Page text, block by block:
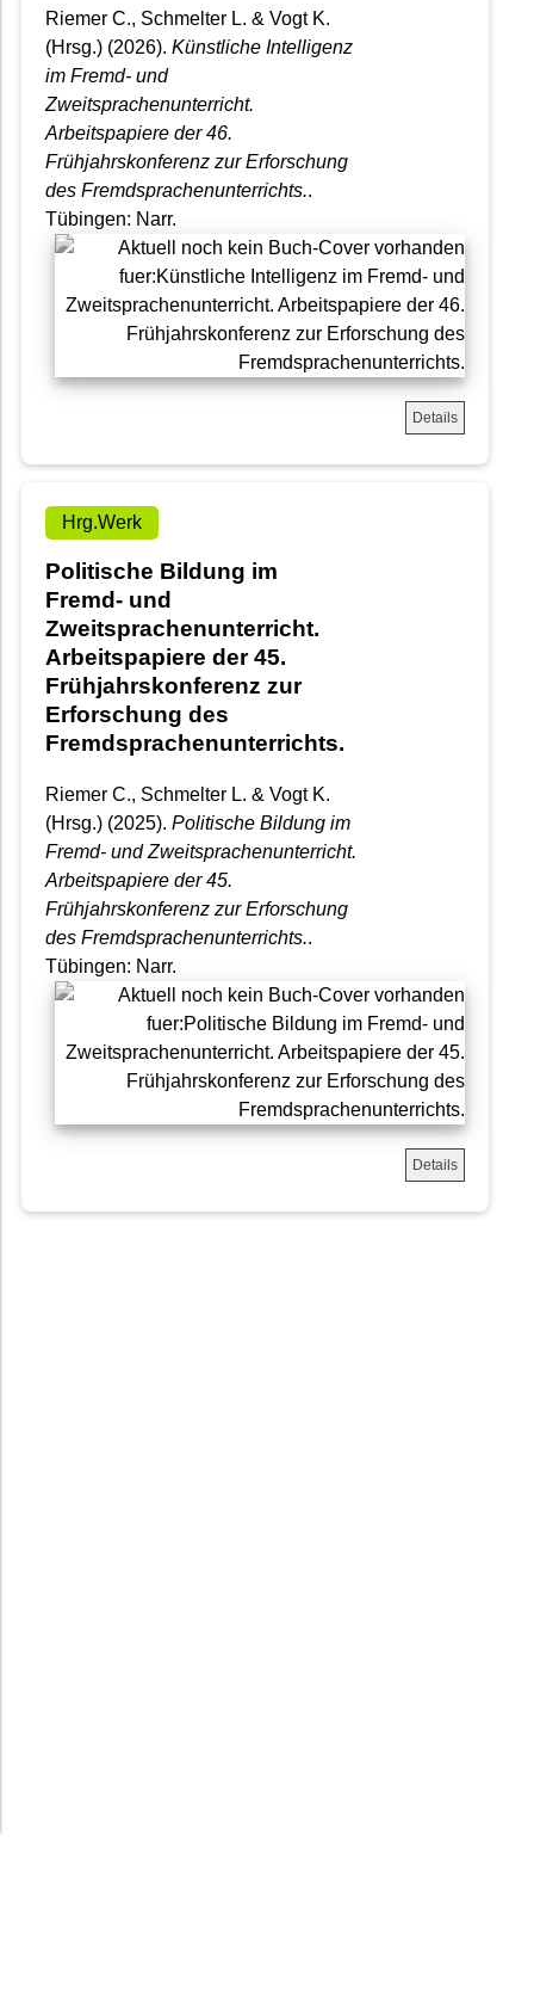
Riemer C., Schmelter L. & Vogt K.
(Hrsg.) (2026). Künstliche Intelligenz
im Fremd- und
Zweitsprachenunterricht.
Arbeitspapiere der 46.
Frühjahrskonferenz zur Erforschung
des Fremdsprachenunterrichts..
Tübingen: Narr.
Details
Hrg.Werk
Politische Bildung im
Fremd- und
Zweitsprachenunterricht.
Arbeitspapiere der 45.
Frühjahrskonferenz zur
Erforschung des
Fremdsprachenunterrichts.
Riemer C., Schmelter L. & Vogt K.
(Hrsg.) (2025). Politische Bildung im
Fremd- und Zweitsprachenunterricht.
Arbeitspapiere der 45.
Frühjahrskonferenz zur Erforschung
des Fremdsprachenunterrichts..
Tübingen: Narr.
Details